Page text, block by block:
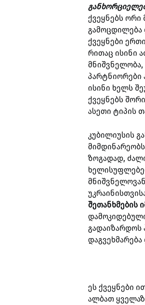
ქვეყნებს ორი
გამოცდილება
ქვეყნები
რითაც ისინი
მნიშვნელობა,
პარტნიორები
ისინი ხელს
ქვეყნებს
ასეთი ტიპის
კუბილიუსის
ზოგადად,
შეთანხმების
გადაიზარდოს
ეს ქვეყნები
ალბათ